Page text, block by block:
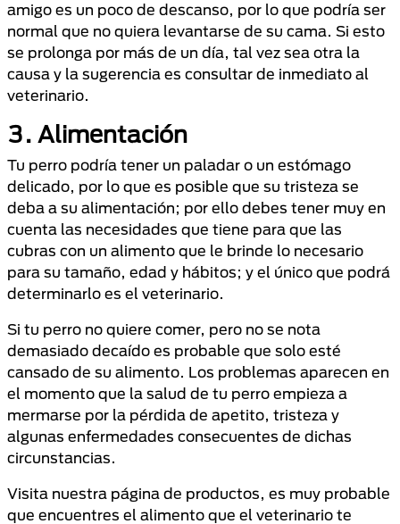
amigo es un poco de descanso, por lo que podría ser
normal que no quiera levantarse de su cama. Si esto
se prolonga por más de un día, tal vez sea otra la
causa y la sugerencia es consultar de inmediato al
veterinario.
3. Alimentación
Tu perro podría tener un paladar o un estómago
delicado, por lo que es posible que su tristeza se
deba a su alimentación; por ello debes tener muy en
cuenta las necesidades que tiene para que las
cubras con un alimento que le brinde lo necesario
para su tamaño, edad y hábitos; y el único que podrá
determinarlo es el veterinario.
Si tu perro no quiere comer, pero no se nota
demasiado decaído es probable que solo esté
cansado de su alimento. Los problemas aparecen en
el momento que la salud de tu perro empieza a
mermarse por la pérdida de apetito, tristeza y
algunas enfermedades consecuentes de dichas
circunstancias.
Visita nuestra página de productos, es muy probable
que encuentres el alimento que el veterinario te